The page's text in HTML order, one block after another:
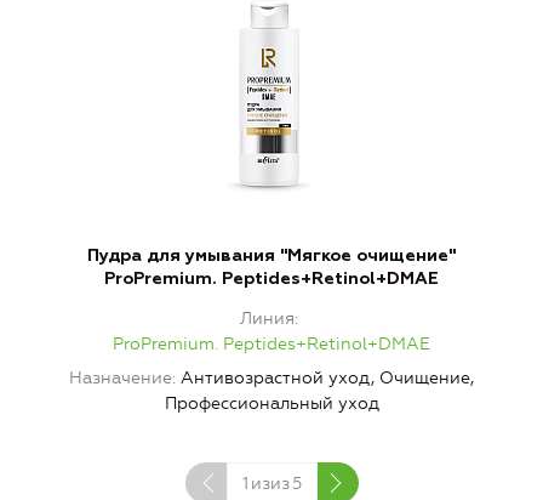
Пудра для умывания "Мягкое очищение"
ProPremium. Peptides+Retinol+DMAE
Линия
ProPremium. Peptides+Retinol+DMAE
Назначение Антивозрастной уход, Очищение,
Профессиональный уход
1 изиз 5